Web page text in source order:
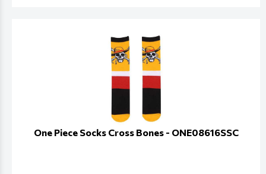
One Piece Socks Cross Bones - ONE08616SSC